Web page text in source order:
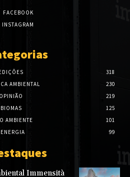
FACEBOOK
INSTAGRAM
318
AMBIENTAL
230
OPINIÃO
219
BIOMAS
125
AMBIENTE
101
ENERGIA
99
Immensità